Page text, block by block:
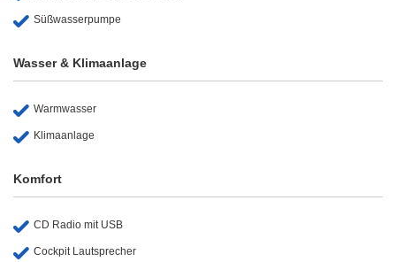
Süßwasserpumpe
Wasser & Klimaanlage
Warmwasser
Klimaanlage
Komfort
CD Radio mit USB
Cockpit Lautsprecher